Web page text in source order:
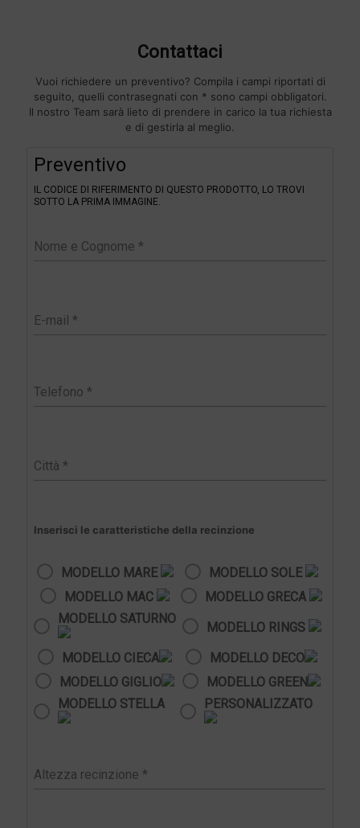
Contattaci
Vuoi richiedere un preventivo? Compila i campi riportati di
seguito, quelli contrasegnati con * sono campi obbligatori.
Il nostro Team sarà lieto di prendere in carico la tua richiesta
e di gestirla al meglio.
Preventivo
IL CODICE DI RIFERIMENTO DI QUESTO PRODOTTO, LO TROVI
SOTTO LA PRIMA IMMAGINE.
Inserisci le caratteristiche della recinzione
MODELLO MARE
MODELLO SOLE
MODELLO MAC
MODELLO GRECA
MODELLO SATURNO
MODELLO RINGS
MODELLO CIECA
MODELLO DECO
MODELLO GIGLIO
MODELLO GREEN
MODELLO STELLA
PERSONALIZZATO